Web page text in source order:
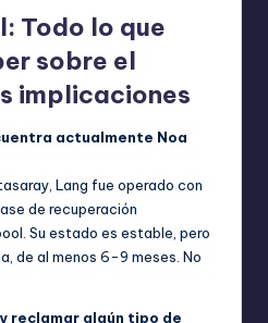
Todo lo que
sobre el
implicaciones
actualmente Noa
Lang fue operado con
de recuperación
Su estado es estable, pero
de al menos 6-9 meses. No
reclamar algún tipo de